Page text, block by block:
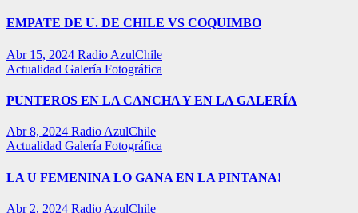
EMPATE DE U. DE CHILE VS COQUIMBO
Abr 15, 2024 Radio AzulChile
Actualidad Galería Fotográfica
PUNTEROS EN LA CANCHA Y EN LA GALERÍA
Abr 8, 2024 Radio AzulChile
Actualidad Galería Fotográfica
LA U FEMENINA LO GANA EN LA PINTANA!
Abr 2, 2024 Radio AzulChile